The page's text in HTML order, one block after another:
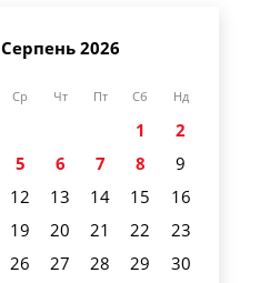
Серпень 2026
Ср Чт Пт Сб Нд
1
2
5 6 7 8
9
12 13 14 15
16
19 20 21 22
23
26 27 28 29
30